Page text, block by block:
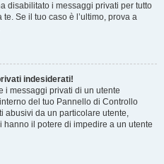
disabilitato i messaggi privati per tutto
Se il tuo caso è l’ultimo, prova a
indesiderati!
i messaggi privati ​​di un utente
del tuo Pannello di Controllo
​​abusivi da un particolare utente,
il potere di impedire a un utente